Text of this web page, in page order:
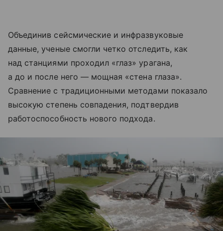
Объединив сейсмические и инфразвуковые
данные, ученые смогли четко отследить, как
над станциями проходил «глаз» урагана,
а до и после него — мощная «стена глаза».
Сравнение с традиционными методами показало
высокую степень совпадения, подтвердив
работоспособность нового подхода.